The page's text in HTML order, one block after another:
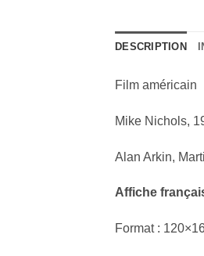
DESCRIPTION
Film américain
Mike Nichols,
Alan Arkin,
Affiche
Format :